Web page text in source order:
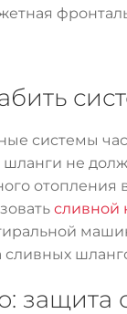
системы
не
сливной
сливных
защита